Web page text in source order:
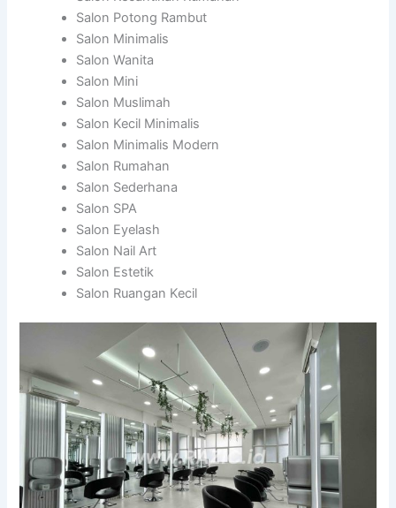
Salon Potong Rambut
Salon Minimalis
Salon Wanita
Salon Mini
Salon Muslimah
Salon Kecil Minimalis
Salon Minimalis Modern
Salon Rumahan
Salon Sederhana
Salon SPA
Salon Eyelash
Salon Nail Art
Salon Estetik
Salon Ruangan Kecil